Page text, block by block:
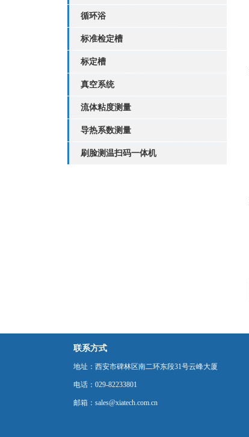
循环浴
标准检定槽
标定槽
真空系统
流体粘度测量
导热系数测量
刷脸测温扫码一体机
联系方式
地址：西安市碑林区南二环东段31号云峰大厦
电话：029-82233801
邮箱：sales@xiatech.com.cn